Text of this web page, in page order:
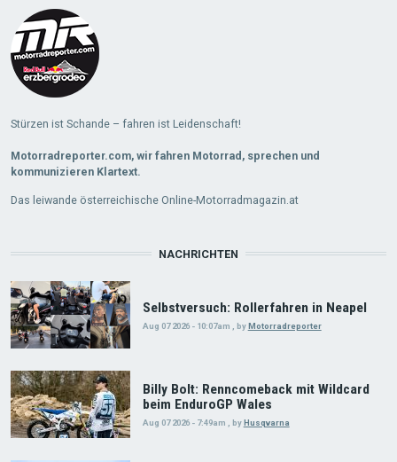
Stürzen ist Schande – fahren ist Leidenschaft!
Motorradreporter.com, wir fahren Motorrad, sprechen und
kommunizieren Klartext.
Das leiwande österreichische Online-Motorradmagazin.at
NACHRICHTEN
Selbstversuch: Rollerfahren in Neapel
Aug 07 2026 - 10:07am byMotorradreporter
Billy Bolt: Renncomeback mit Wildcard
beim EnduroGP Wales
Aug 07 2026 - 7:49am , byHusqvarna